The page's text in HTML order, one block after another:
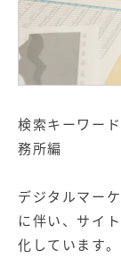
【IT企業向け】
【クリニック向
Web広告サービス
【塾・個別塾業
集客Web広告パ
商圏ねらいうち
検索キーワー
務所編
デジタルマー
に伴い、サイ
化しています